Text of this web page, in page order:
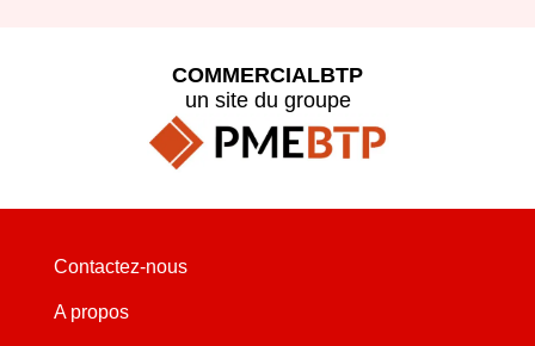
COMMERCIALBTP
un site du groupe
Contactez-nous
A propos